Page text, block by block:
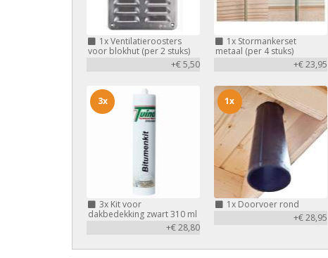
1xVentilatieroosters
voor blokhut (per 2 stuks)
+€ 5,50
1xStormankerset
metaal (per 4 stuks)
+€ 23,95
3x Kit voor
dakbedekking zwart 310 ml
+€ 28,80
3x
1xDoorvoer rond
+€ 28,95
1x